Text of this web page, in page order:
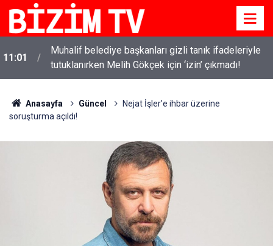
11:01
Muhalif belediye başkanları gizli tanık ifadeleriyle
tutuklanırken Melih Gökçek için ‘izin’ çıkmadı!
Anasayfa Güncel
Nejat İşler'e ihbar üzerine
soruşturma açıldı!